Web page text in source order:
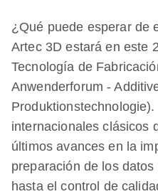
¿Qué puede esperar de
Artec 3D estará en este
Tecnología de
Anwenderforum -
internacionales clásicos
últimos avances en la
preparación de los
hasta el control de